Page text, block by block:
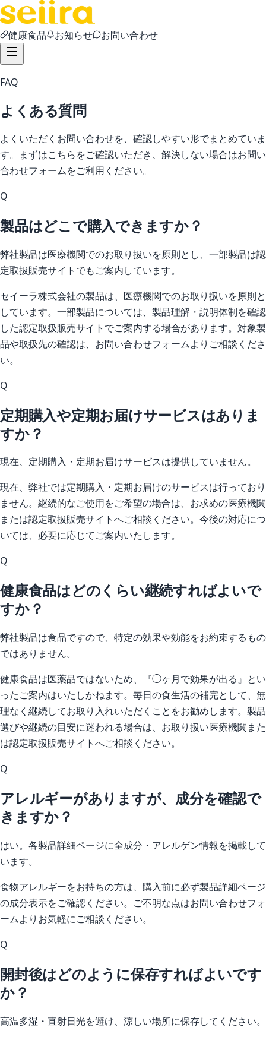
健康食品 お知らせ お問い合わせ
FAQ
よくある質問
よくいただくお問い合わせを、確認しやすい形でまとめていま
す。まずはこちらをご確認いただき、解決しない場合はお問い
合わせフォームをご利用ください。
Q
製品はどこで購入できますか？
弊社製品は医療機関でのお取り扱いを原則とし、一部製品は認
定取扱販売サイトでもご案内しています。
セイーラ株式会社の製品は、医療機関でのお取り扱いを原則と
しています。一部製品については、製品理解・説明体制を確認
した認定取扱販売サイトでご案内する場合があります。対象製
品や取扱先の確認は、お問い合わせフォームよりご相談くださ
い。
Q
定期購入や定期お届けサービスはありま
すか？
現在、定期購入・定期お届けサービスは提供していません。
現在、弊社では定期購入・定期お届けのサービスは行っており
ません。継続的なご使用をご希望の場合は、お求めの医療機関
または認定取扱販売サイトへご相談ください。今後の対応につ
いては、必要に応じてご案内いたします。
Q
健康食品はどのくらい継続すればよいで
すか？
弊社製品は食品ですので、特定の効果や効能をお約束するもの
ではありません。
健康食品は医薬品ではないため、『◯ヶ月で効果が出る』とい
ったご案内はいたしかねます。毎日の食生活の補完として、無
理なく継続してお取り入れいただくことをお勧めします。製品
選びや継続の目安に迷われる場合は、お取り扱い医療機関また
は認定取扱販売サイトへご相談ください。
Q
アレルギーがありますが、成分を確認で
きますか？
はい。各製品詳細ページに全成分・アレルゲン情報を掲載して
います。
食物アレルギーをお持ちの方は、購入前に必ず製品詳細ページ
の成分表示をご確認ください。ご不明な点はお問い合わせフォ
ームよりお気軽にご相談ください。
Q
開封後はどのように保存すればよいです
か？
高温多湿・直射日光を避け、涼しい場所に保存してください。